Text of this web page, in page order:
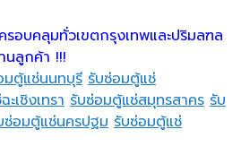
รอบคลุมทั่วเขตกรุงเทพและปริมลฑล
นลูกค้า !!!
มตู้แช่นนทบุรี รับซ่อมตู้แช่
เชิงเทรา รับซ่อมตู้แช่สมุทรสาคร รับ
ซ่อมตู้แช่นครปฐม รับซ่อมตู้แช่